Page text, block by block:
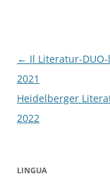
Navigazione
articolo
← Il Literatur-
2021
Heidelberger
2022
LINGUA